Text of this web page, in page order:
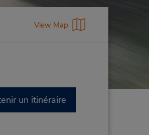
View Map
un itinéraire